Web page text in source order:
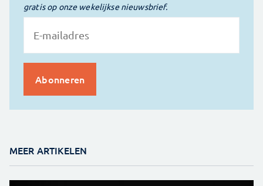
gratis op onze wekelijkse nieuwsbrief.
MEER ARTIKELEN